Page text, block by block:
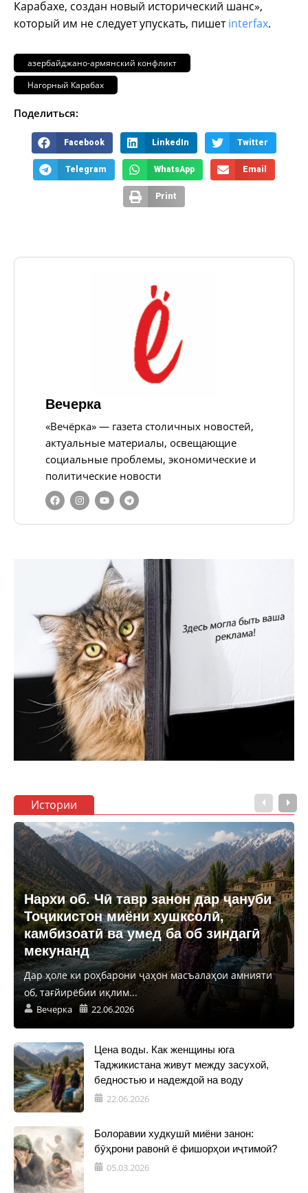
Карабахе, создан новый исторический шанс»,
который им не следует упускать, пишетinterfax.
азербайджано-армянский конфликт
Нагорный Карабах
Поделиться:
Facebook LinkedIn Twitter
Telegram WhatsApp Email
Print
Вечерка
«Вечёрка» — газета столичных новостей,
актуальные материалы, освещающие
социальные проблемы, экономические и
политические новости
Истории
Нархи об. Чӣ тавр занон дар ҷануби
Тоҷикистон миёни хушксолӣ,
камбизоатӣ ва умед ба об зиндагӣ
мекунанд
Дар ҳоле ки роҳбарони ҷаҳон масъалаҳои амнияти
об, тағйирёбии иқлим...
Вечерка 22.06.2026
Цена воды. Как женщины юга
Таджикистана живут между засухой,
бедностью и надеждой на воду
22.06.2026
Болоравии худкушӣ миёни занон:
бӯҳрони равонӣ ё фишорҳои иҷтимоӣ?
05.03.2026